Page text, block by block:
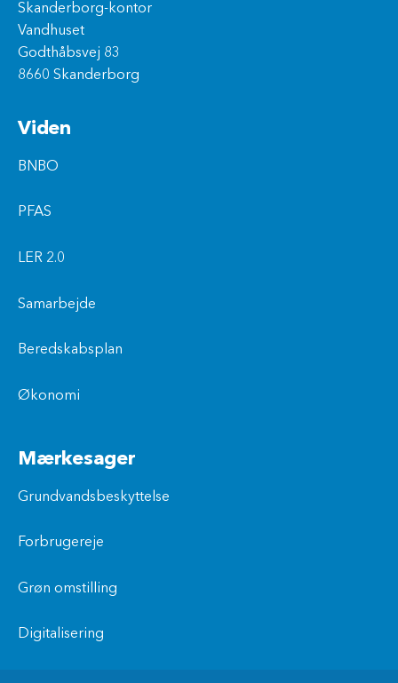
Skanderborg-kontor
Vandhuset
Godthåbsvej 83
8660 Skanderborg
Viden
BNBO
PFAS
LER 2.0
Samarbejde
Beredskabsplan
Økonomi
Mærkesager
Grundvandsbeskyttelse
Forbrugereje
Grøn omstilling
Digitalisering